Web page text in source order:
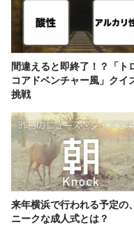
間違えると即終了！？「ト
コアドベンチャー風」クイ
挑戦
来年横浜で行われる予定の
ニークな成人式とは？